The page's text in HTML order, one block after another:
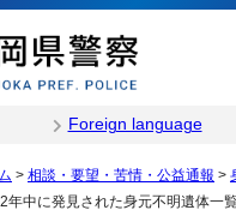
Foreign language
> 相談・要望・苦情・公益通報 >
年中に発見された身元不明遺体一覧